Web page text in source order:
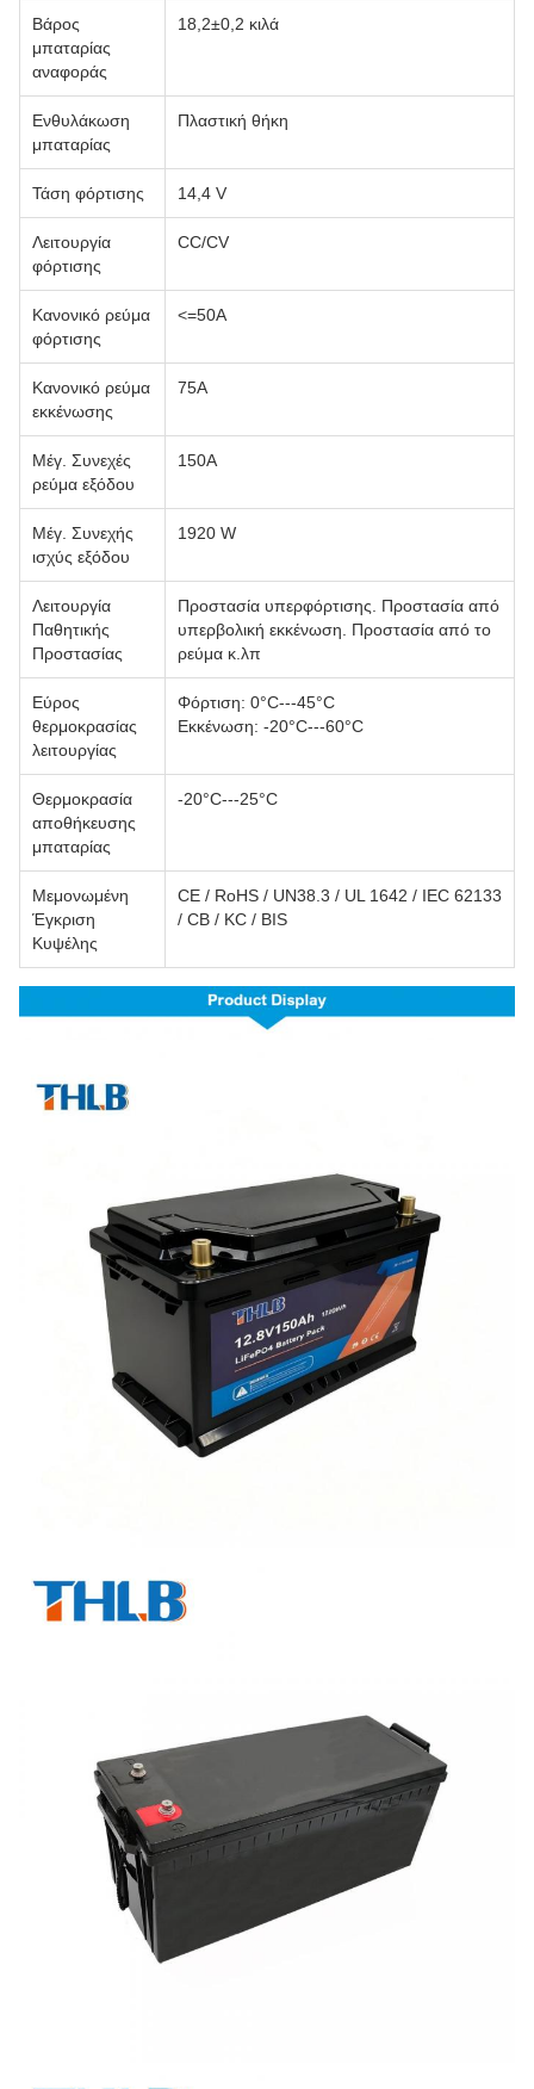
Βάρος
μπαταρίας
αναφοράς
18,2±0,2 κιλά
Ενθυλάκωση
μπαταρίας
Πλαστική θήκη
Τάση φόρτισης 14,4 V
Λειτουργία
φόρτισης
CC/CV
Κανονικό ρεύμα
φόρτισης
<=50Α
Κανονικό ρεύμα
εκκένωσης
75Α
Μέγ. Συνεχές
ρεύμα εξόδου
150Α
Μέγ. Συνεχής
ισχύς εξόδου
1920 W
Λειτουργία
Παθητικής
Προστασίας
Προστασία υπερφόρτισης. Προστασία από
υπερβολική εκκένωση. Προστασία από το
ρεύμα κ.λπ
Εύρος
θερμοκρασίας
λειτουργίας
Φόρτιση: 0°C---45°C
Εκκένωση: -20°C---60°C
Θερμοκρασία
αποθήκευσης
μπαταρίας
-20°C---25°C
Μεμονωμένη
Έγκριση
Κυψέλης
CE / RoHS / UN38.3 / UL 1642 / IEC 62133
/ CB / KC / BIS